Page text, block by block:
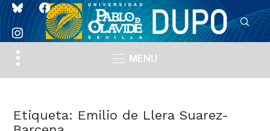
blueskyfacebook
instagram
Toggle
sidebar
MENU
Etiqueta: Emilio de Llera Suarez-